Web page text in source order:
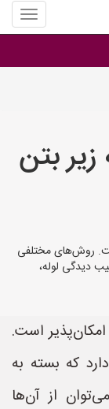
منوی
سایت
بتن
روش‌های مختلفی
دیدگی لوله،
امکان‌پذیر است.
که بسته به
از آن‌ها